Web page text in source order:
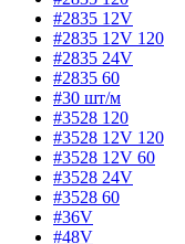
#2835 12V
#2835 12V 120
#2835 24V
#2835 60
#30 шт/м
#3528 120
#3528 12V 120
#3528 12V 60
#3528 24V
#3528 60
#36V
#48V